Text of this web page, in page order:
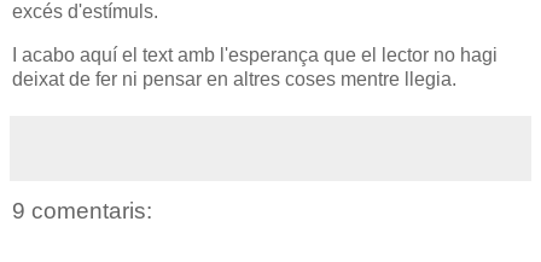
excés d'estímuls.
I acabo aquí el text amb l'esperança que el lector no hagi
deixat de fer ni pensar en altres coses mentre llegia.
9 comentaris: